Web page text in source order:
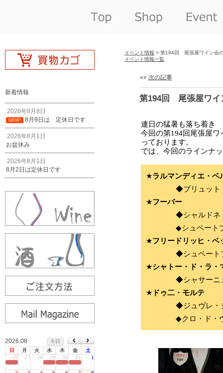
新着情報
2026年8月8日
NEW! 8月9日は 定休日です
2026年8月1日
お盆休み
2026年8月1日
8月2日は定休日です
2026.08
今日
日
月 火 水 木 金
土
26
27 28 29 30 31 1
イベント情報 > 第194回 尾張屋ワイン会
イベント情報一覧
«« 次の記事
第194回 尾張屋ワイ